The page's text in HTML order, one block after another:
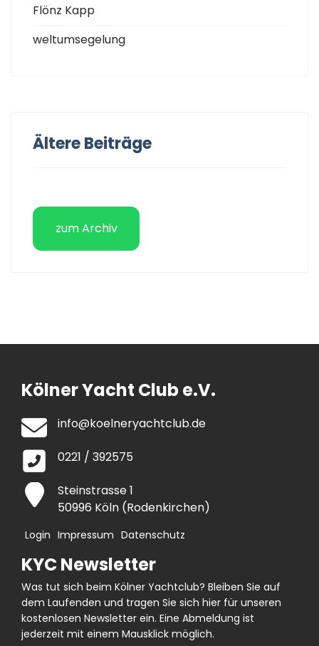
Flönz Kapp
weltumsegelung
Ältere Beiträge
zum Archiv
Kölner Yacht Club e.V.
info@koelneryachtclub.de
0221 / 392575
Steinstrasse 1
50996 Köln (Rodenkirchen)
Login Impressum Datenschutz
KYC Newsletter
Was tut sich beim Kölner Yachtclub? Bleiben Sie auf
dem Laufenden und tragen Sie sich hier für unseren
kostenlosen Newsletter ein. Eine Abmeldung ist
jederzeit mit einem Mausklick möglich.